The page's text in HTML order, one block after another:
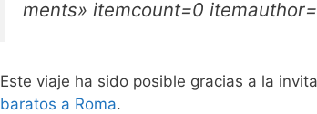
ments» itemcount=0
Este viaje ha sido posible gracias a la
baratos a Roma.